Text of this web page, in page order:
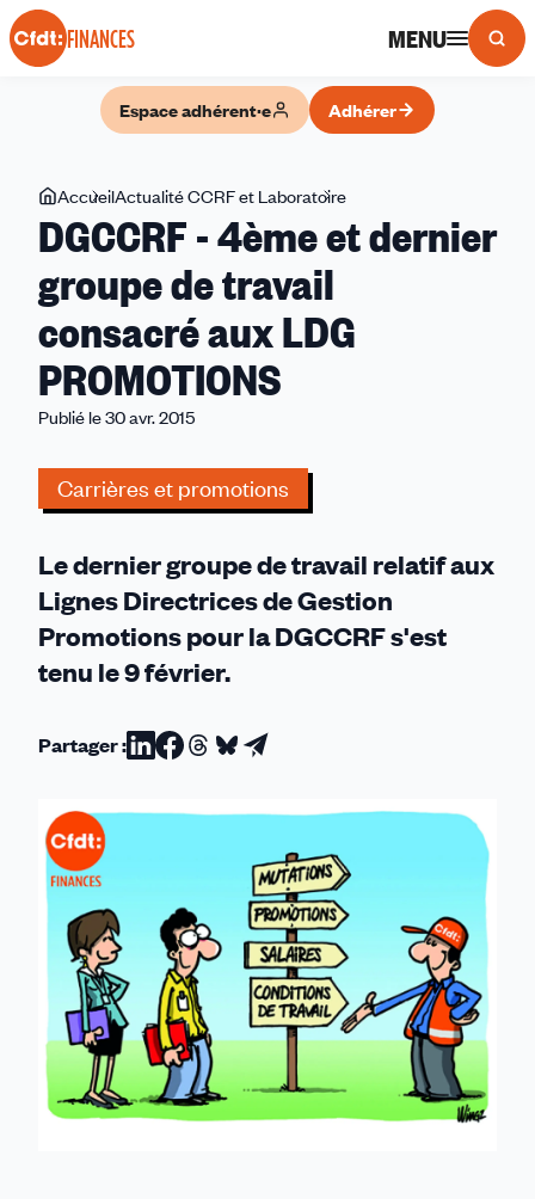
Panneau de gestion des cookies
FINANCES MENU
Espace adhérent·e Adhérer
Vous
êtes
ici
AccueilActualité CCRF et Laboratoire
-
dernier
groupe
DGCCRF - 4ème et dernier
groupe de travail
consacré aux LDG
PROMOTIONS
Publié le 30 avr. 2015
Carrières et promotions
Le dernier groupe de travail relatif aux
Lignes Directrices de Gestion
Promotions pour la DGCCRF s'est
tenu le 9 février.
Partager :Partager
Partager
Partager
Partager
Partager